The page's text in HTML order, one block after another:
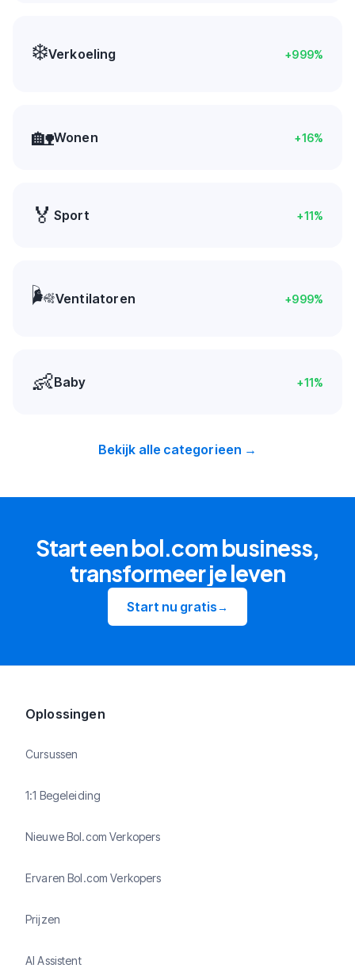
❄️Verkoeling +999%
🏡Wonen +16%
🏅 Sport +11%
🌬️Ventilatoren +999%
👶Baby +11%
Bekijk alle categorieen →
Start een bol.com business,
transformeer je leven
Start nu gratis→
Oplossingen
Cursussen
1:1 Begeleiding
Nieuwe Bol.com Verkopers
Ervaren Bol.com Verkopers
Prijzen
AI Assistent